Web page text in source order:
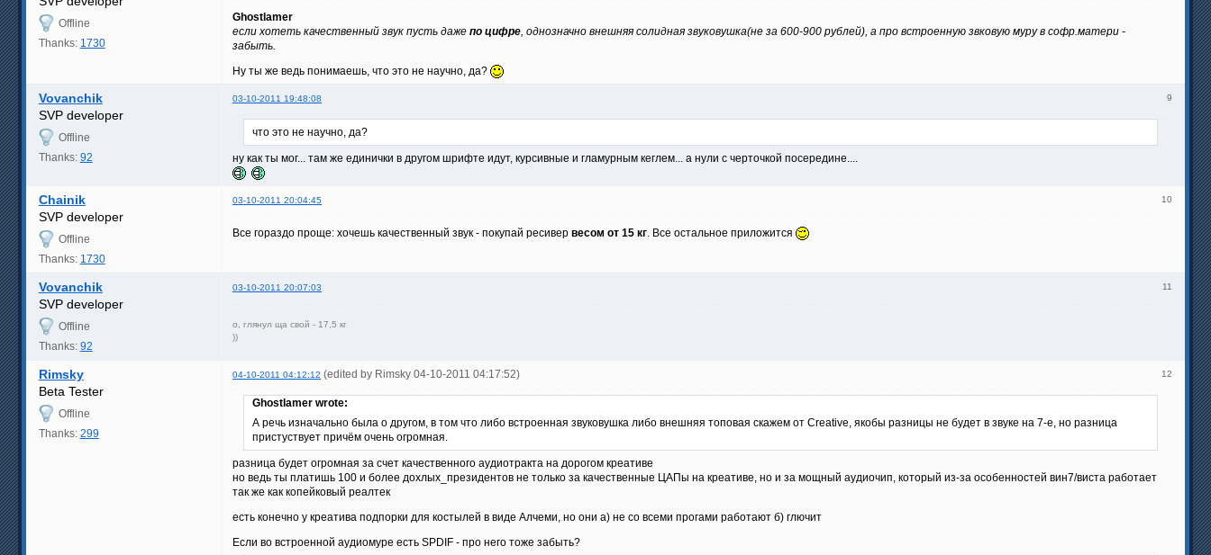
Offline
Thanks: 1730
Ghostlamer
если хотеть качественный звук пусть даже по цифре, однозначно внешняя солидная звуковушка(не за 600-900 рублей), а про встроенную звковую муру в софр.матери -
забыть.
Ну ты же ведь понимаешь, что это не научно, да?
9
Vovanchik 03-10-2011 19:48:08
SVP developer
Offline
Thanks: 92
что это не научно, да?
ну как ты мог... там же единички в другом шрифте идут, курсивные и гламурным кеглем... а нули с черточкой посередине....
10
Chainik 03-10-2011 20:04:45
SVP developer
Offline
Thanks: 1730
Все гораздо проще: хочешь качественный звук - покупай ресивер весом от 15 кг. Все остальное приложится
11
Vovanchik 03-10-2011 20:07:03
SVP developer
Offline
Thanks: 92
о, глянул ща свой - 17,5 кг
))
12
Rimsky 04-10-2011 04:12:12 (edited by Rimsky 04-10-2011 04:17:52)
Beta Tester
Offline
Thanks: 299
Ghostlamer wrote:
А речь изначально была о другом, в том что либо встроенная звуковушка либо внешняя топовая скажем от Creative, якобы разницы не будет в звуке на 7-е, но разница
пристуствует причём очень огромная.
разница будет огромная за счет качественного аудиотракта на дорогом креативе
но ведь ты платишь 100 и более дохлых_президентов не только за качественные ЦАПы на креативе, но и за мощный аудиочип, который из-за особенностей вин7/виста работает
так же как копейковый реалтек
есть конечно у креатива подпорки для костылей в виде Алчеми, но они а) не со всеми прогами работают б) глючит
Если во встроенной аудиомуре есть SPDIF - про него тоже забыть?